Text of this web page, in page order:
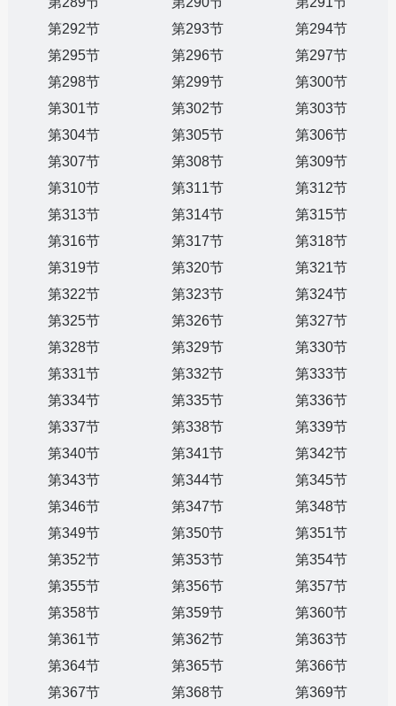
第292节
第293节
第294节
第295节
第296节
第297节
第298节
第299节
第300节
第301节
第302节
第303节
第304节
第305节
第306节
第307节
第308节
第309节
第310节
第311节
第312节
第313节
第314节
第315节
第316节
第317节
第318节
第319节
第320节
第321节
第322节
第323节
第324节
第325节
第326节
第327节
第328节
第329节
第330节
第331节
第332节
第333节
第334节
第335节
第336节
第337节
第338节
第339节
第340节
第341节
第342节
第343节
第344节
第345节
第346节
第347节
第348节
第349节
第350节
第351节
第352节
第353节
第354节
第355节
第356节
第357节
第358节
第359节
第360节
第361节
第362节
第363节
第364节
第365节
第366节
第367节
第368节 第369节